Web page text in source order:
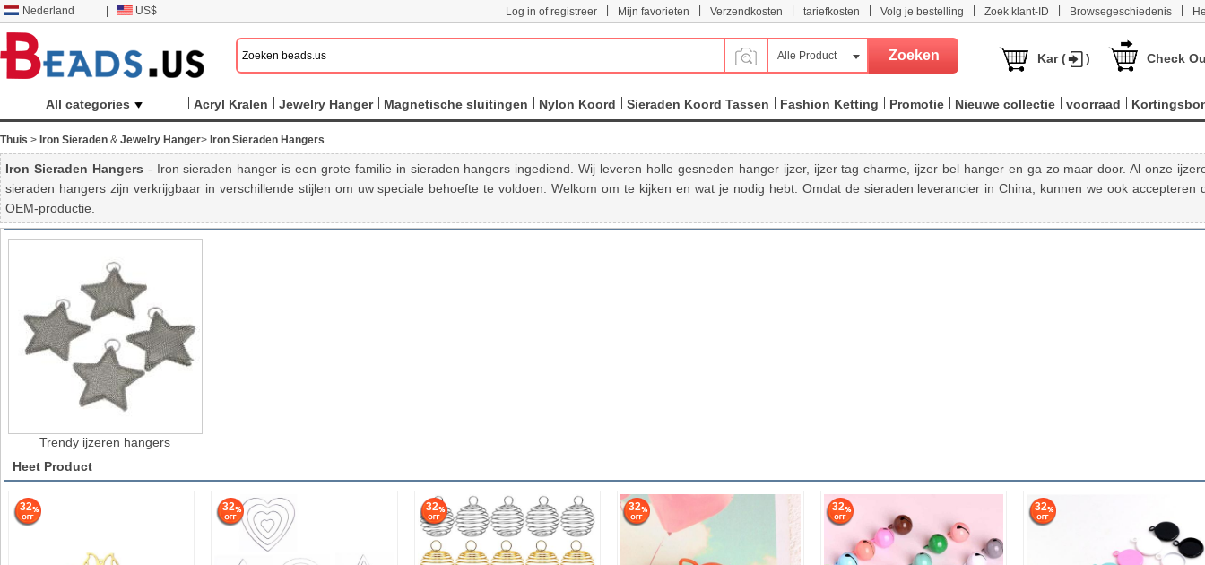
Nederland US$ Log in of registreer Mijn favorieten Verzendkosten tariefkosten Volg je bestelling Zoek klant-ID Browsegeschiedenis
Alle Product Kar ( ) Check
All categories Acryl Kralen Jewelry Hanger Magnetische sluitingen Nylon Koord Sieraden Koord Tassen Fashion Ketting Promotie Nieuwe collectie voorraad
Thuis > Iron Sieraden & Jewelry Hanger> Iron Sieraden Hangers
Iron Sieraden Hangers - Iron sieraden hanger is een grote familie in sieraden hangers ingediend. Wij leveren holle gesneden hanger ijzer, ijzer tag charme, ijzer bel hanger en ga zo maar door. Al onze
sieraden hangers zijn verkrijgbaar in verschillende stijlen om uw speciale behoefte te voldoen. Welkom om te kijken en wat je nodig hebt. Omdat de sieraden leverancier in China, kunnen we ook accepteren
OEM-productie.
Trendy ijzeren hangers
Heet Product
32 32 32 32 32 32